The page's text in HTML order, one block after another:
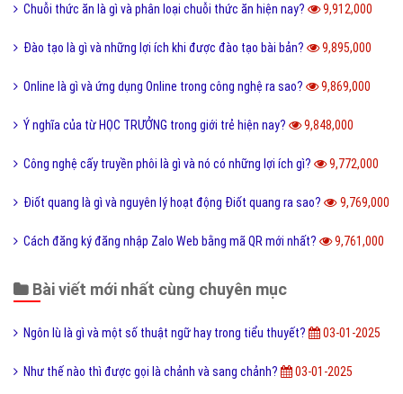
Chuỗi thức ăn là gì và phân loại chuỗi thức ăn hiện nay? 9,912,000
Đào tạo là gì và những lợi ích khi được đào tạo bài bản? 9,895,000
Online là gì và ứng dụng Online trong công nghệ ra sao? 9,869,000
Ý nghĩa của từ HỌC TRƯỞNG trong giới trẻ hiện nay? 9,848,000
Công nghệ cấy truyền phôi là gì và nó có những lợi ích gì? 9,772,000
Điốt quang là gì và nguyên lý hoạt động Điốt quang ra sao? 9,769,000
Cách đăng ký đăng nhập Zalo Web bằng mã QR mới nhất? 9,761,000
Bài viết mới nhất cùng chuyên mục
Ngôn lù là gì và một số thuật ngữ hay trong tiểu thuyết? 03-01-2025
Như thế nào thì được gọi là chảnh và sang chảnh? 03-01-2025